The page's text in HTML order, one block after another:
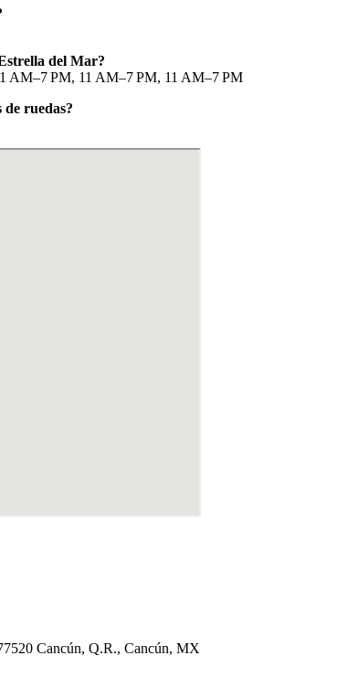
del Mar?
AM–7 PM, 11 AM–7 PM, 11 AM–7 PM
ruedas?
Cancún, Q.R., Cancún, MX